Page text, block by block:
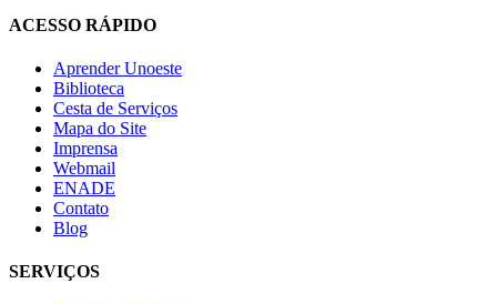
ACESSO RÁPIDO
Aprender Unoeste
Biblioteca
Cesta de Serviços
Mapa do Site
Imprensa
Webmail
ENADE
Contato
Blog
SERVIÇOS